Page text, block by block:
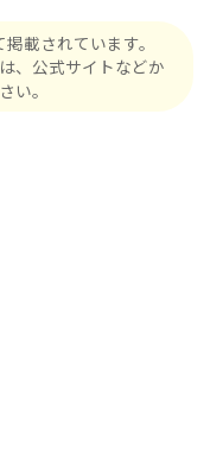
載されています。
、公式サイトなどか
い。